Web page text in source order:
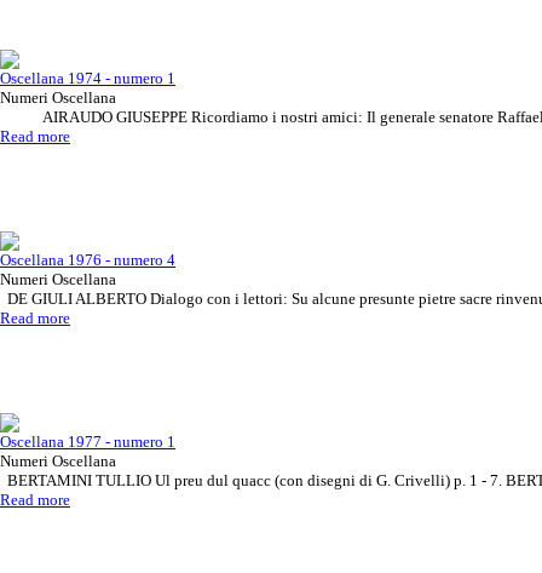
Oscellana 1974 - numero 1
Numeri Oscellana
AIRAUDO GIUSEPPE Ricordiamo i nostri amici: Il generale senatore
Read more
Oscellana 1976 - numero 4
Numeri Oscellana
DE GIULI ALBERTO Dialogo con i lettori: Su alcune presunte pietre sacre
Read more
Oscellana 1977 - numero 1
Numeri Oscellana
BERTAMINI TULLIO Ul preu dul quacc (con disegni di G. Crivelli) p. 1 - 7.
Read more